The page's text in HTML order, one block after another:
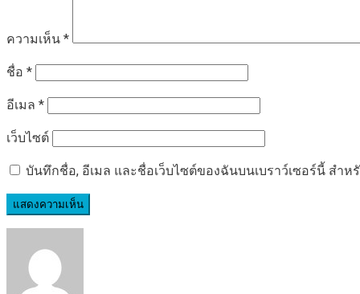
ความเห็น *
ชื่อ *
อีเมล *
เว็บไซต์
บันทึกชื่อ, อีเมล และชื่อเว็บไซต์ของฉันบนเบราว์เซอร์นี้ สำห